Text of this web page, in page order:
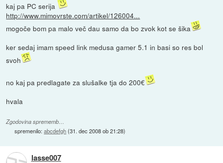
kaj pa PC serija
http://www.mimovrste.com/artikel/126004...
mogoče bom pa malo več dau samo da bo zvok kot se šika
ker sedaj imam speed link medusa gamer 5.1 in basi so res bol
svoh
no kaj pa predlagate za slušalke tja do 200€
hvala
Zgodovina sprememb…
spremenilo:abcdefgh(31. dec 2008 ob 21:28)
lasse007